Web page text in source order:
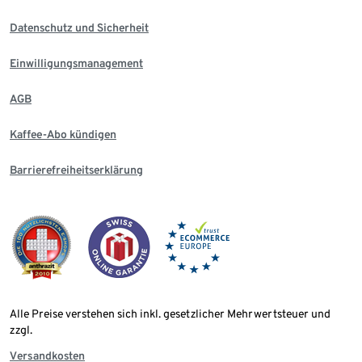
Datenschutz und Sicherheit
Einwilligungsmanagement
AGB
Kaffee-Abo kündigen
Barrierefreiheitserklärung
Alle Preise verstehen sich inkl. gesetzlicher Mehrwertsteuer und
zzgl.
Versandkosten